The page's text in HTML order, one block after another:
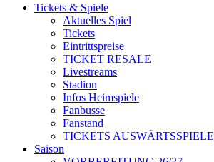
Tickets & Spiele
Aktuelles Spiel
Tickets
Eintrittspreise
TICKET RESALE
Livestreams
Stadion
Infos Heimspiele
Fanbusse
Fanstand
TICKETS AUSWÄRTSSPIELE
Saison